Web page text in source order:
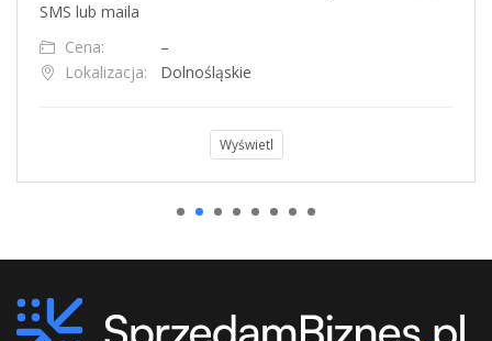
SMS lub maila
Cena:
–
Lokalizacja:
Dolnośląskie
Wyświetl